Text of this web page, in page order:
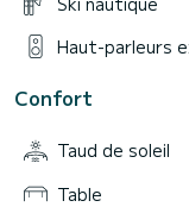
Haut-parleurs
Confort
Taud de soleil
Table